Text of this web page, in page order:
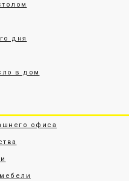
дня
в дом
офиса